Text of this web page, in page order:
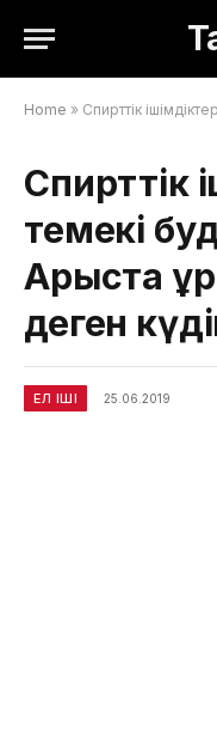
Home » Спирттік ішімдіктер, темекі
Спирттік
темекі
Арыста
деген
ЕЛ ІШІ 25.06.2019